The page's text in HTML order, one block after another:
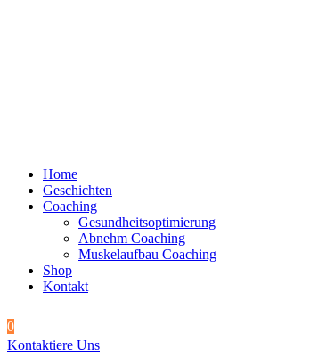
Home
Geschichten
Coaching
Gesundheitsoptimierung
Abnehm Coaching
Muskelaufbau Coaching
Shop
Kontakt
0
Kontaktiere Uns